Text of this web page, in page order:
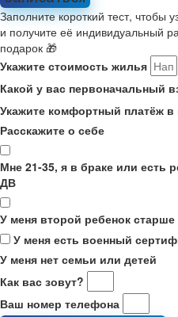
Заполните короткий тест, чтобы
и получите её индивидуальный
подарок 🎁
Укажите стоимость жилья
Какой у вас первоначальный
Укажите комфортный платёж в
Расскажите о себе
Мне 21-35, я в браке или есть
ДВ
У меня второй ребенок
У меня есть военный
У меня нет семьи или детей
Как вас зовут?
Ваш номер телефона